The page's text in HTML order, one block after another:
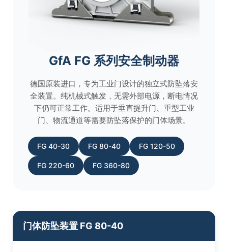
GfA FG 系列安全制动器
德国原装进口，专为工业门设计的独立式防坠落安
全装置。纯机械式触发，无需外部电源，断电情况
下仍可正常工作。适用于垂直提升门、重型工业
门、物流通道等需要防坠落保护的门体场景。
FG 40-30 FG 80-40 FG 120-50
FG 220-60 FG 360-80
门体防坠装置 FG 80-40